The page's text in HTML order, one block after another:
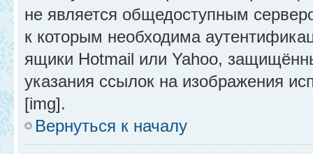
не является общедоступным
к которым необходима
ящики Hotmail или Yahoo,
указания ссылок на изображения
[img].
Вернуться к началу